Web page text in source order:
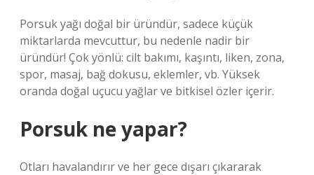
Porsuk yağı doğal bir üründür, sadece küçük
miktarlarda mevcuttur, bu nedenle nadir bir
üründür! Çok yönlü: cilt bakımı, kaşıntı, liken, zona,
spor, masaj, bağ dokusu, eklemler, vb. Yüksek
oranda doğal uçucu yağlar ve bitkisel özler içerir.
Porsuk ne yapar?
Otları havalandırır ve her gece dışarı çıkararak